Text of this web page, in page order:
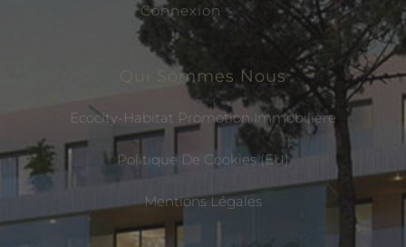
Connexion
Qui Sommes Nous
Ecocity-Habitat Promotion Immobilière
Politique De Cookies (EU)
Mentions Légales